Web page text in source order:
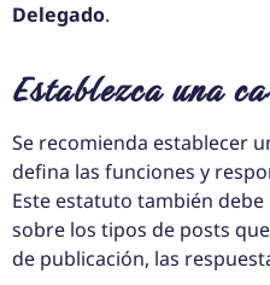
Delegado.
Establezca una
Se recomienda establecer
defina las funciones y
Este estatuto también
sobre los tipos de posts
de publicación, las